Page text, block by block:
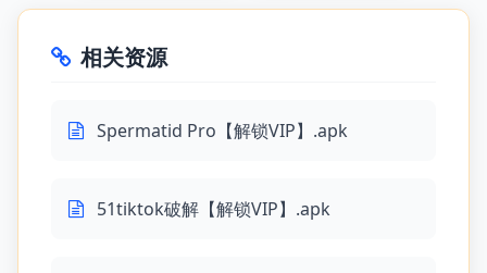
相关资源
Spermatid Pro【解锁VIP】.apk
51tiktok破解【解锁VIP】.apk